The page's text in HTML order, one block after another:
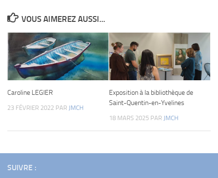
VOUS AIMEREZ AUSSI...
Caroline LEGIER
23 FÉVRIER 2022 PAR JMCH
Exposition à la bibliothèque de
Saint-Quentin-en-Yvelines
18 MARS 2025 PAR JMCH
SUIVRE :